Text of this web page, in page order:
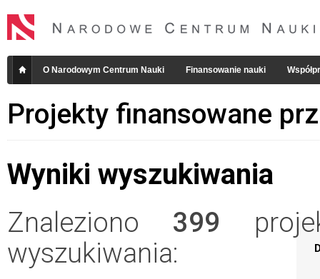
O Narodowym Centrum Nauki Finansowanie nauki
Projekty finansowane
Wyniki wyszukiwania
Znaleziono 399
wyszukiwania: